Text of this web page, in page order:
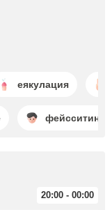
еякулация
фейсситинг
20:00 - 00:00